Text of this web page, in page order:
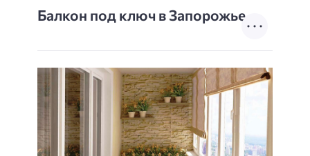
Балкон под ключ в Запорожье